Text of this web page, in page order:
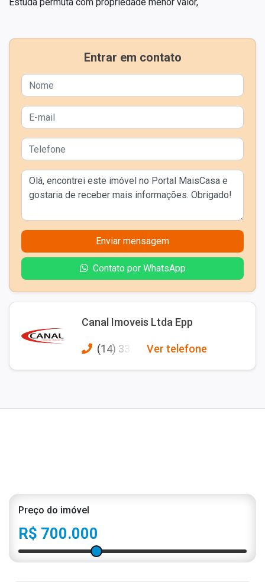
Entrar em contato
Enviar mensagem
Contato por WhatsApp
Canal Imoveis Ltda Epp
(14) 331 Ver telefone
Preço do imóvel
R$ 700.000